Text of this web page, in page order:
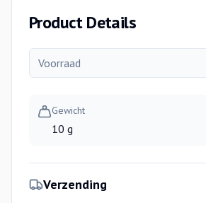
Product Details
Voorraad
Gewicht
10 g
Verzending